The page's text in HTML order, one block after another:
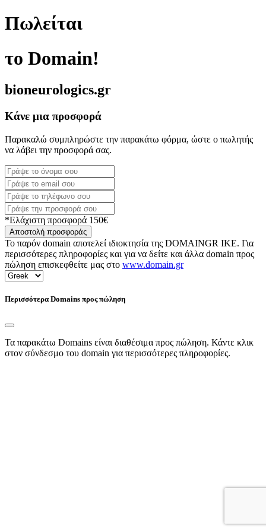
Πωλείται
το Domain!
bioneurologics.gr
Κάνε μια προσφορά
Παρακαλώ συμπληρώστε την παρακάτω φόρμα, ώστε ο πωλητής
να λάβει την προσφορά σας.
*Ελάχιστη προσφορά 150€
Αποστολή προσφοράς
Το παρόν domain αποτελεί ιδιοκτησία της DOMAINGR ΙΚΕ. Για
περισσότερες πληροφορίες και για να δείτε και άλλα domain προς
πώληση επισκεφθείτε μας στο www.domain.gr
Περισσότερα Domains προς πώληση
Τα παρακάτω Domains είναι διαθέσιμα προς πώληση. Κάντε κλικ
στον σύνδεσμο του domain για περισσότερες πληροφορίες.